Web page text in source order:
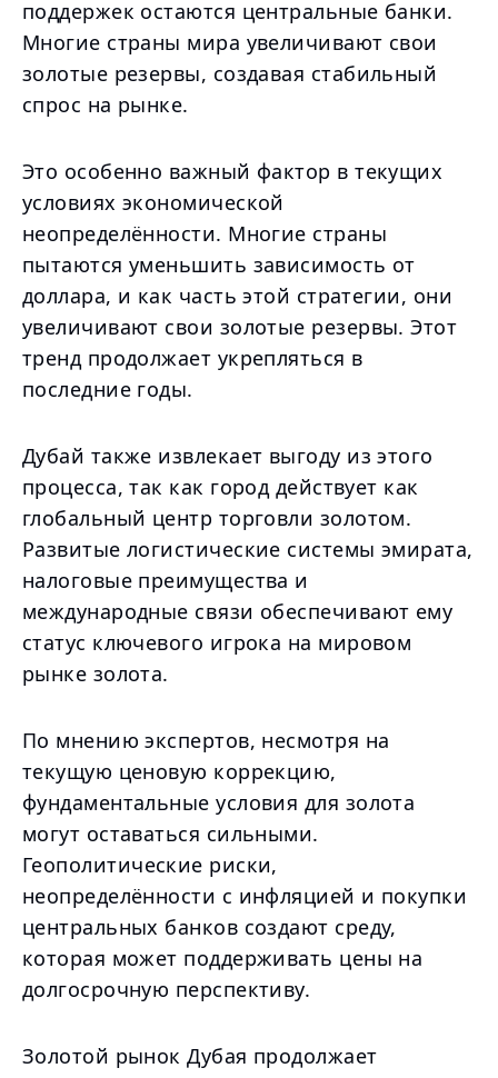
поддержек остаются центральные банки.
Многие страны мира увеличивают свои
золотые резервы, создавая стабильный
спрос на рынке.
Это особенно важный фактор в текущих
условиях экономической
неопределённости. Многие страны
пытаются уменьшить зависимость от
доллара, и как часть этой стратегии, они
увеличивают свои золотые резервы. Этот
тренд продолжает укрепляться в
последние годы.
Дубай также извлекает выгоду из этого
процесса, так как город действует как
глобальный центр торговли золотом.
Развитые логистические системы эмирата,
налоговые преимущества и
международные связи обеспечивают ему
статус ключевого игрока на мировом
рынке золота.
По мнению экспертов, несмотря на
текущую ценовую коррекцию,
фундаментальные условия для золота
могут оставаться сильными.
Геополитические риски,
неопределённости с инфляцией и покупки
центральных банков создают среду,
которая может поддерживать цены на
долгосрочную перспективу.
Золотой рынок Дубая продолжает